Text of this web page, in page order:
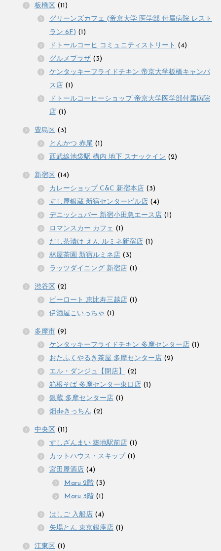
板橋区 (11)
グリーンズカフェ (帝京大学 医学部 付属病院 レスト
ラン 6F) (1)
ドトールコーヒ コミュニティストリート (4)
グルメプラザ (3)
ケンタッキーフライドチキン 帝京大学板橋キャンパ
ス店 (1)
ドトールコーヒーショップ 帝京大学医学部付属病院
店 (1)
豊島区 (3)
とんかつ 赤尾 (1)
西武線池袋駅 構内 地下 スナックイン (2)
新宿区 (14)
カレーショップ C&C 新宿本店 (3)
すし屋銀蔵 新宿センタービル店 (4)
デニッシュバー 新宿小田急エース店 (1)
ロマンスカー カフェ (1)
だし茶漬け えん ルミネ新宿店 (1)
林屋茶園 新宿ルミネ店 (3)
ラッツダイニング 新宿店 (1)
渋谷区 (2)
ピーロート 恵比寿三越店 (1)
伊酒屋こいっちゃ (1)
多摩市 (9)
ケンタッキーフライドチキン 多摩センター店 (1)
おたふくやるき茶屋 多摩センター店 (2)
エル・ダンジュ【閉店】
(2)
箱根そば 多摩センター東口店 (1)
銀蔵 多摩センター店 (1)
畑deきっちん (2)
中央区 (11)
すしざんまい 築地駅前店 (1)
カットハウス・スキップ (1)
宮田屋酒店 (4)
Maru 2階 (3)
Maru 3階 (1)
はしご 入船店 (4)
矢場とん 東京銀座店 (1)
江東区 (1)